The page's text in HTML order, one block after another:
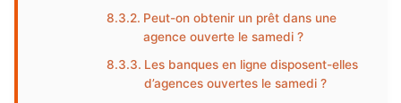
Peut-on obtenir un prêt dans une
agence ouverte le samedi ?
Les banques en ligne disposent-elles
d’agences ouvertes le samedi ?